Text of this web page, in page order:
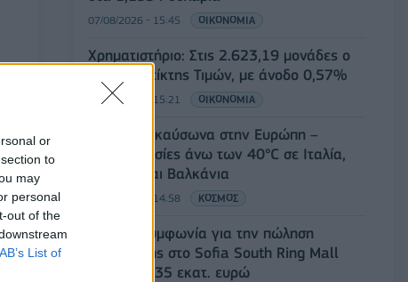
or
to
may
personal
out of the
List of
07/08/2026 - 15:45 ΟΙΚΟΝΟΜΙΑ
Χρηματιστήριο: Στις 2.623,19 μονάδες ο
Γενικός Δείκτης Τιμών, με άνοδο 0,57%
07/08/2026 - 15:21 ΟΙΚΟΝΟΜΙΑ
Νέο κύμα καύσωνα στην Ευρώπη –
Θερμοκρασίες άνω των 40°C σε Ιταλία,
Ισπανία και Βαλκάνια
07/08/2026 - 14:58 ΚΟΣΜΟΣ
Fourlis: Συμφωνία για την πώληση
συμμετοχής στο Sofia South Ring Mall
έναντι 49,35 εκατ. ευρώ